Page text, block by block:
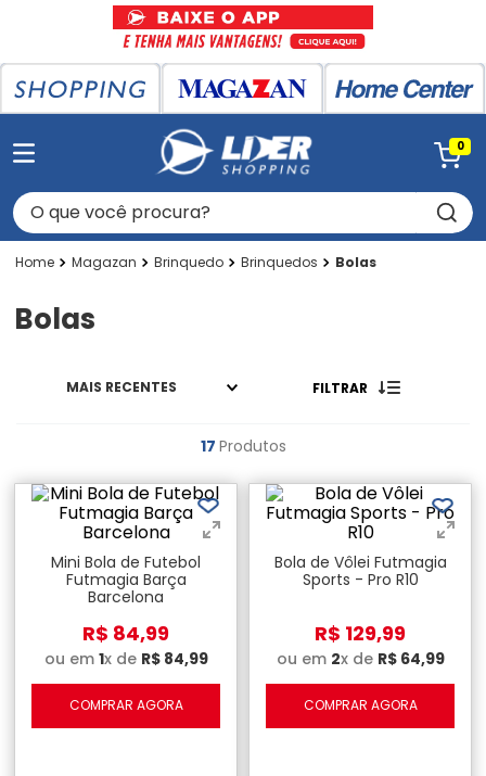
0
O que você procura?
Magazan Brinquedo Brinquedos Bolas
Bolas
MAIS RECENTES FILTRAR
17 Produtos
Mini Bola de Futebol
Futmagia Barça
Barcelona
R$ 84,99
ou em 1x de R$ 84,99
COMPRAR AGORA
Bola de Vôlei Futmagia
Sports - Pro R10
R$ 129,99
ou em 2x de R$ 64,99
COMPRAR AGORA